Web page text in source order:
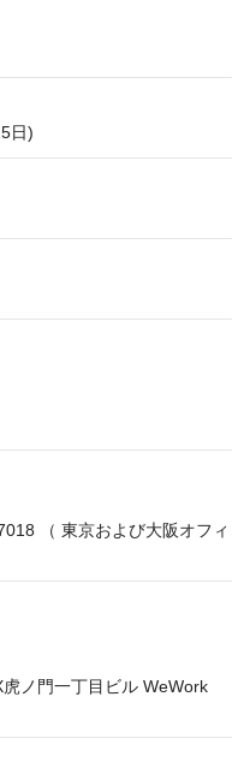
日)
（ 東京および大阪オフィ
ノ門一丁目ビル WeWork